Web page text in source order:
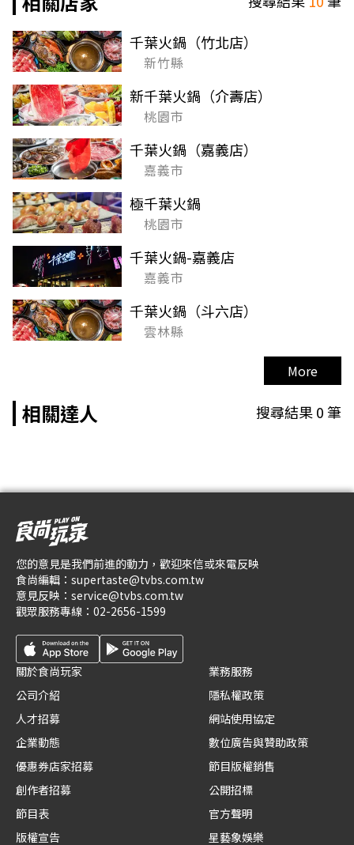
千葉火鍋（竹北店）
新竹縣
新千葉火鍋（介壽店）
桃園市
千葉火鍋（嘉義店）
嘉義市
極千葉火鍋
桃園市
千葉火鍋-嘉義店
嘉義市
千葉火鍋（斗六店）
雲林縣
More
相關達人 搜尋結果0筆
您的意見是我們前進的動力，歡迎來信或來電反映
食尚編輯： supertaste@tvbs.com.tw
意見反映： service@tvbs.com.tw
觀眾服務專線： 02-2656-1599
關於食尚玩家
公司介紹
人才招募
企業動態
優惠券店家招募
創作者招募
節目表
版權宣告
業務服務
隱私權政策
網站使用協定
數位廣告與贊助政策
節目版權銷售
公開招標
官方聲明
星藝象娛樂